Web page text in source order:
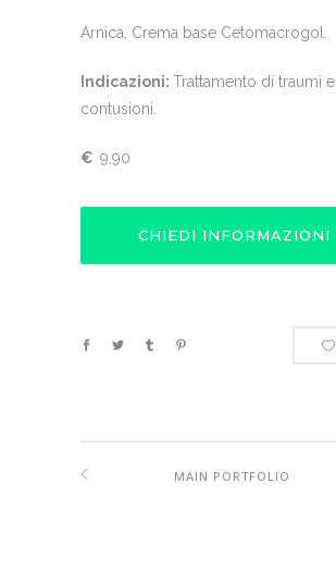
Arnica, Crema base Cetomacrogol.
Indicazioni: Trattamento di traumi e
contusioni.
€ 9,90
CHIEDI INFORMAZIONI
MAIN PORTFOLIO